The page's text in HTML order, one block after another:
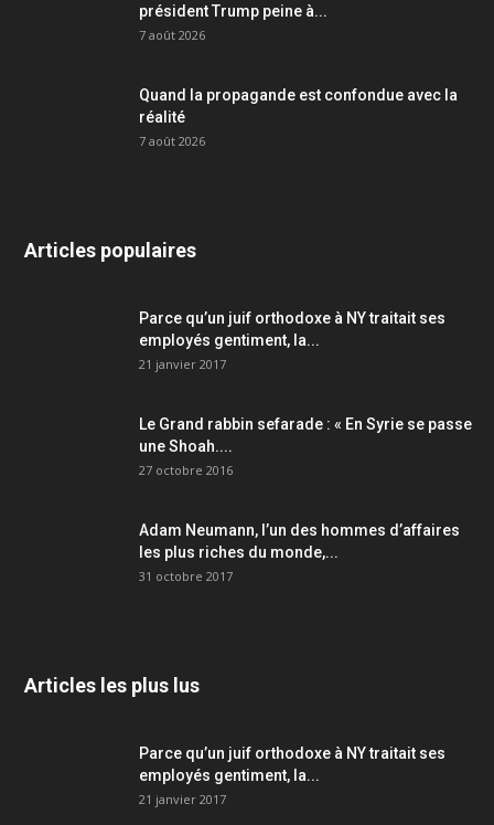
président Trump peine à...
7 août 2026
Quand la propagande est confondue avec la
réalité
7 août 2026
Articles populaires
Parce qu’un juif orthodoxe à NY traitait ses
employés gentiment, la...
21 janvier 2017
Le Grand rabbin sefarade : « En Syrie se passe
une Shoah....
27 octobre 2016
Adam Neumann, l’un des hommes d’affaires
les plus riches du monde,...
31 octobre 2017
Articles les plus lus
Parce qu’un juif orthodoxe à NY traitait ses
employés gentiment, la...
21 janvier 2017